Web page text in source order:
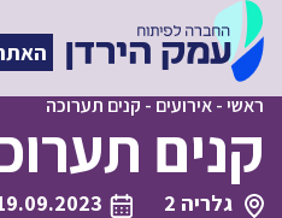
ראשי-אירועים - קנים תערוכה
קנים
גלריה 2